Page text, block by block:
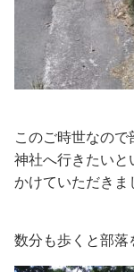
このご時世なの
神社へ行きたいと
かけていただきま
数分も歩くと部落